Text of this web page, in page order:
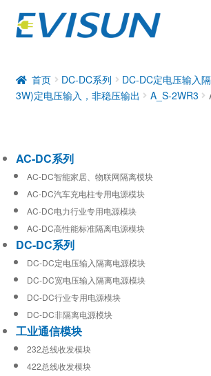
DC-DC系列
工业通信模块
首页 DC-DC系列 DC-DC定电压输入
3W)定电压输入，非稳压输出
A_S-2WR3
AC-DC系列
AC-DC智能家居、物联网隔离模块
AC-DC汽车充电柱专用电源模块
AC-DC电力行业专用电源模块
AC-DC高性能标准隔离电源模块
DC-DC系列
DC-DC定电压输入隔离电源模块
DC-DC宽电压输入隔离电源模块
DC-DC行业专用电源模块
DC-DC非隔离电源模块
工业通信模块
232总线收发模块
422总线收发模块